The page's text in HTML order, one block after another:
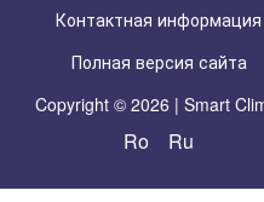
Контактная информация
Полная версия сайта
Copyright © 2026 | Smart
Ro Ru